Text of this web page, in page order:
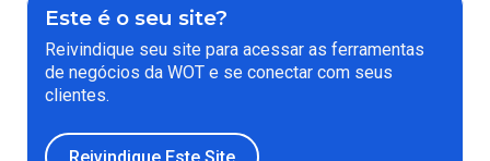
Este é o seu site?
Reivindique seu site para acessar as ferramentas
de negócios da WOT e se conectar com seus
clientes.